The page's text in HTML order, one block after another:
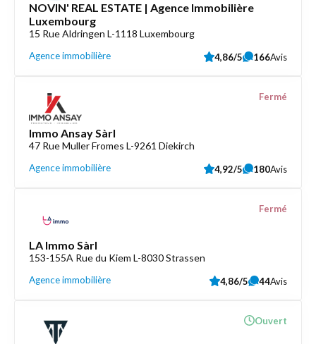
NOVIN' REAL ESTATE | Agence Immobilière
Luxembourg
15 Rue Aldringen L-1118 Luxembourg
Agence immobilière 4,86/5 166Avis
Immo Ansay Sàrl
47 Rue Muller Fromes L-9261 Diekirch
Agence immobilière
Fermé
4,92/5 180Avis
LA Immo Sàrl
153-155A Rue du Kiem L-8030 Strassen
Agence immobilière
Fermé
4,86/5 44Avis
Ouvert